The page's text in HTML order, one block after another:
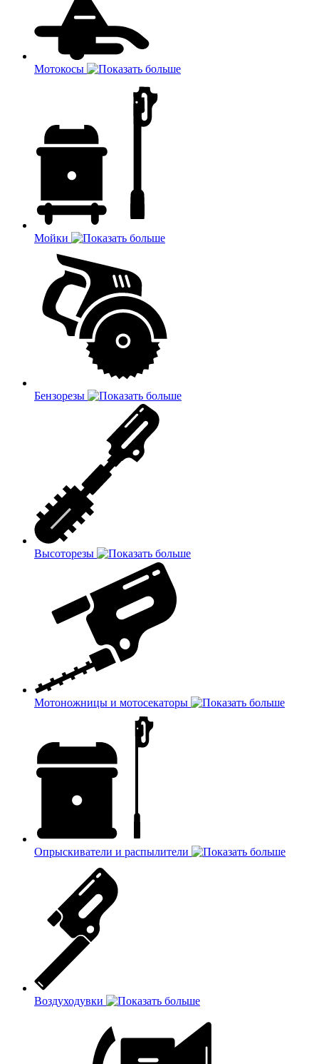
Мотокосы
Мойки
Бензорезы
Высоторезы
Мотоножницы и мотосекаторы
Опрыскиватели и распылители
Воздуходувки